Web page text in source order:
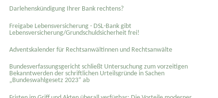
Darlehenskündigung Ihrer Bank rechtens?
Freigabe Lebensversicherung - DSL-Bank gibt
Lebensversicherung/Grundschuldsicherheit frei!
Adventskalender für Rechtsanwältinnen und Rechtsanwälte
Bundesverfassungsgericht schließt Untersuchung zum vorzeitigen
Bekanntwerden der schriftlichen Urteilsgründe in Sachen
„Bundeswahlgesetz 2023“ ab